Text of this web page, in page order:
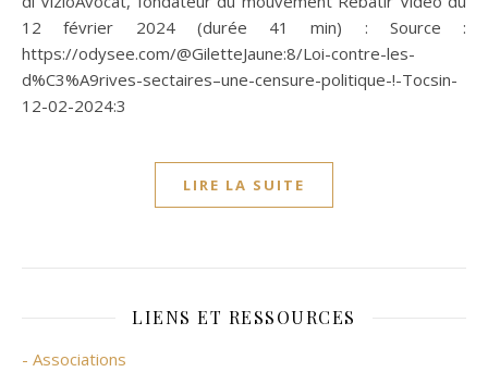
12 février 2024 (durée 41 min) : Source :
https://odysee.com/@GiletteJaune:8/Loi-contre-les-
d%C3%A9rives-sectaires–une-censure-politique-!-Tocsin-
12-02-2024:3
LIRE LA SUITE
LIENS ET RESSOURCES
- Associations